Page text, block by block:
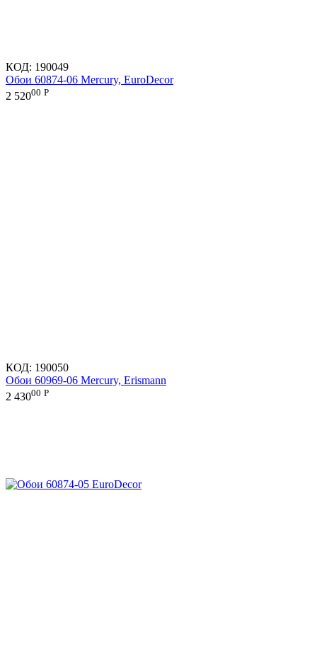
КОД: 190049
Обои 60874-06 Mercury, EuroDecor
2 52000 Р
КОД: 190050
Обои 60969-06 Mercury, Erismann
2 43000 Р